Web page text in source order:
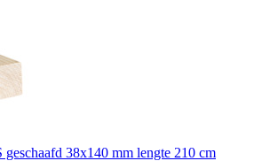
38x140 mm lengte 210 cm